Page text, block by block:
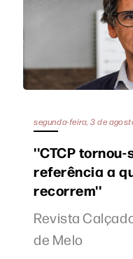
segunda-feira, 3 de
''CTCP
referência a
recorrem''
Revista
de Melo